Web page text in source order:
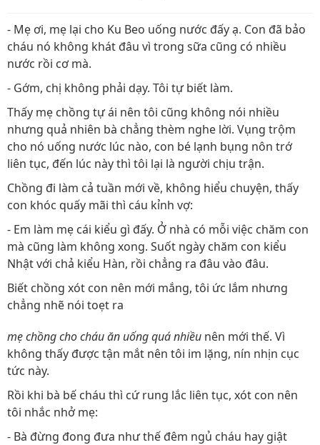
- Mẹ ơi, mẹ lại cho Ku Beo uống nước đấy ạ. Con đã bảo
cháu nó không khát đâu vì trong sữa cũng có nhiều
nước rồi cơ mà.
- Gớm, chị không phải dạy. Tôi tự biết làm.
Thấy mẹ chồng tự ái nên tôi cũng không nói nhiều
nhưng quả nhiên bà chẳng thèm nghe lời. Vụng trộm
cho nó uống nước lúc nào, con bé lạnh bụng nôn trớ
liên tục, đến lúc này thì tôi lại là người chịu trận.
Chồng đi làm cả tuần mới về, không hiểu chuyện, thấy
con khóc quấy mãi thì cáu kỉnh vợ:
- Em làm mẹ cái kiểu gì đấy. Ở nhà có mỗi việc chăm con
mà cũng làm không xong. Suốt ngày chăm con kiểu
Nhật với chả kiểu Hàn, rồi chẳng ra đâu vào đâu.
Biết chồng xót con nên mới mắng, tôi ức lắm nhưng
chẳng nhẽ nói toẹt ra
mẹ chồng cho cháu ăn uống quá nhiều nên mới thế. Vì
không thấy được tận mắt nên tôi im lặng, nín nhịn cục
tức này.
Rồi khi bà bế cháu thì cứ rung lắc liên tục, xót con nên
tôi nhắc nhở mẹ:
- Bà đừng đong đưa như thế đêm ngủ cháu hay giật